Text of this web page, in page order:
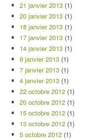
21 janvier 2013 (1)
20 janvier 2013 (1)
18 janvier 2013 (1)
17 janvier 2013 (1)
14 janvier 2013 (1)
9 janvier 2013 (1)
7 janvier 2013 (1)
4 janvier 2013 (1)
22 octobre 2012 (1)
20 octobre 2012 (1)
15 octobre 2012 (1)
13 octobre 2012 (1)
5 octobre 2012 (1)